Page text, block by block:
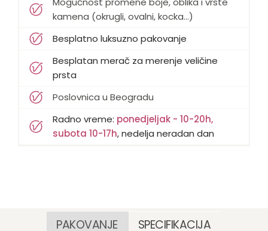
kamena (okrugli, ovalni, kocka...)
Besplatno luksuzno pakovanje
Besplatan merač za merenje veličine
prsta
Poslovnica u Beogradu
Radno vreme: ponedjeljak - 10-20h,
subota 10-17h, nedelja neradan dan
PAKOVANJE SPECIFIKACIJA